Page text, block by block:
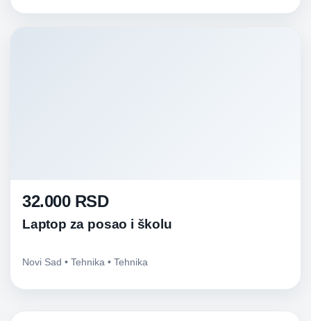
32.000 RSD
Laptop za posao i školu
Novi Sad • Tehnika • Tehnika